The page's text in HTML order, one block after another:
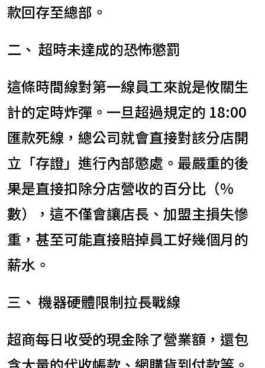
款回存至總部。
二、 超時未達成的恐怖懲罰
這條時間線對第一線員工來說是攸關生
計的定時炸彈。一旦超過規定的 18:00
匯款死線，總公司就會直接對該分店開
立「存證」進行內部懲處。最嚴重的後
果是直接扣除分店營收的百分比（%
數），這不僅會讓店長、加盟主損失慘
重，甚至可能直接賠掉員工好幾個月的
薪水。
三、 機器硬體限制拉長戰線
超商每日收受的現金除了營業額，還包